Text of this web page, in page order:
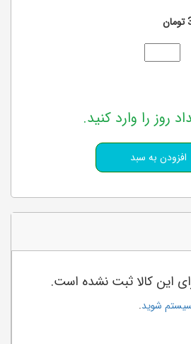
تومان
روز را وارد کنید.
این کالا ثبت نشده است.
شوید.